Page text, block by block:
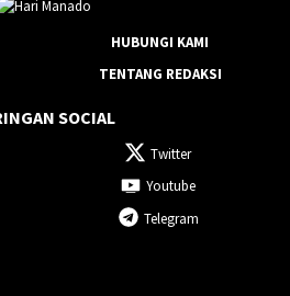
HUBUNGI KAMI
TENTANG REDAKSI
SOCIAL
Twitter
Youtube
Telegram